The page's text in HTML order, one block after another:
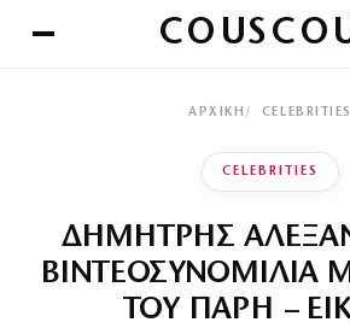
ΑΡΧΙΚΉ CELEBRITIES
CELEBRITIES
ΔΗΜΗΤΡΗΣ
ΒΙΝΤΕΟΣΥΝΟΜΙΛΙΑ
ΤΟΥ ΠΑΡΗ –